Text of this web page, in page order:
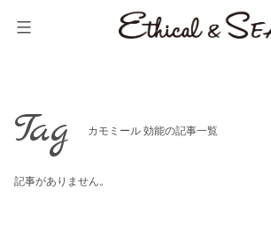
Tag カモミール 効能の記事一覧
記事がありません。